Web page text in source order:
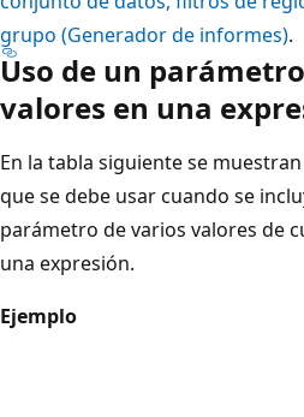
grupo (Generador de informes).
Uso de un
valores en una
En la tabla siguiente se
que se debe usar cuando se
parámetro de varios valores de
una expresión.
Ejemplo